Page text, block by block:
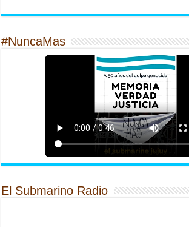
#NuncaMas
El Submarino Radio